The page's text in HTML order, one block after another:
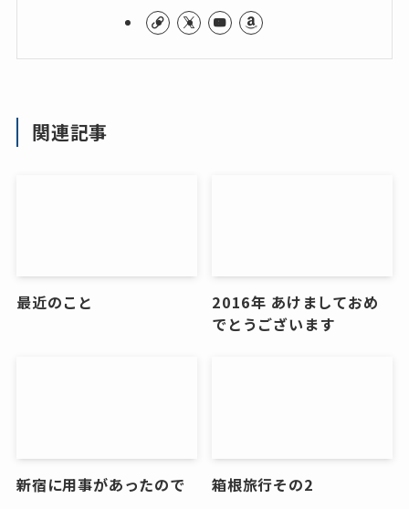
関連記事
最近のこと
2016年 あけましておめ
でとうございます
新宿に用事があったので 箱根旅行その2